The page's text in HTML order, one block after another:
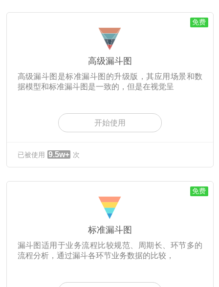
免费
高级漏斗图
高级漏斗图是标准漏斗图的升级版，其应用场景和数
据模型和标准漏斗图是一致的，但是在视觉呈
开始使用
已被使用 9.5w+ 次
免费
标准漏斗图
漏斗图适用于业务流程比较规范、周期长、环节多的
流程分析，通过漏斗各环节业务数据的比较，